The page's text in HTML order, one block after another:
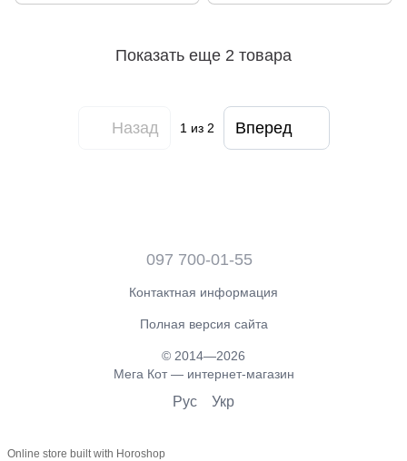
Показать еще 2 товара
Назад 1из 2 Вперед
097 700-01-55
Контактная информация
Полная версия сайта
© 2014—2026
Мега Кот — интернет-магазин
Рус Укр
Online store built with Horoshop